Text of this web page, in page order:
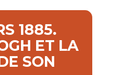
1885.
ET LA
SON